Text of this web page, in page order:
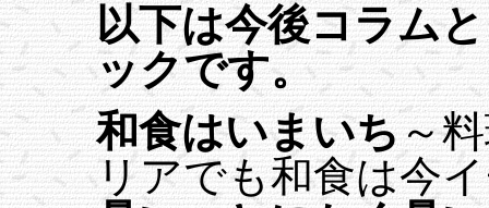
以下は今後コラム
ックです。
和食はいまいち～
リアでも和食は今